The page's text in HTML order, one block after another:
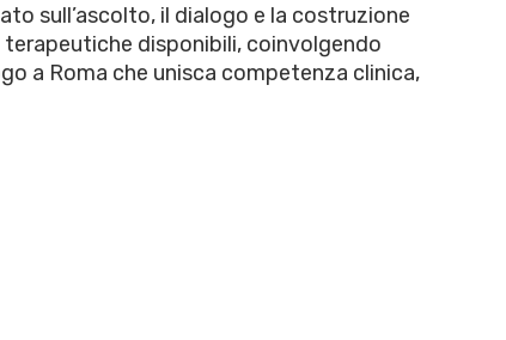
sull’ascolto, il dialogo e la costruzione
disponibili, coinvolgendo
a Roma che unisca competenza clinica,